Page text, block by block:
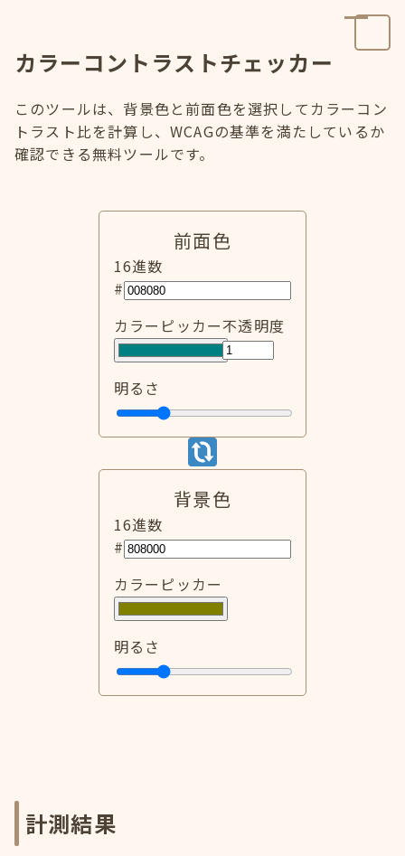
カラーコントラストチェッカー
このツールは、背景色と前面色を選択してカラーコン
トラスト比を計算し、WCAGの基準を満たしているか
確認できる無料ツールです。
前面色
16進数
#
カラーピッカー不透明度
明るさ
背景色
16進数
#
カラーピッカー
明るさ
計測結果